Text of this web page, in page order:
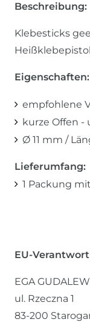
Beschreibung:
Klebesticks
Eigenschaften:
empfohlene
kurze Offen -
Ø 11 mm /
Lieferumfang:
1 Packung
EU-
EGA
ul. Rzeczna 1
83-200